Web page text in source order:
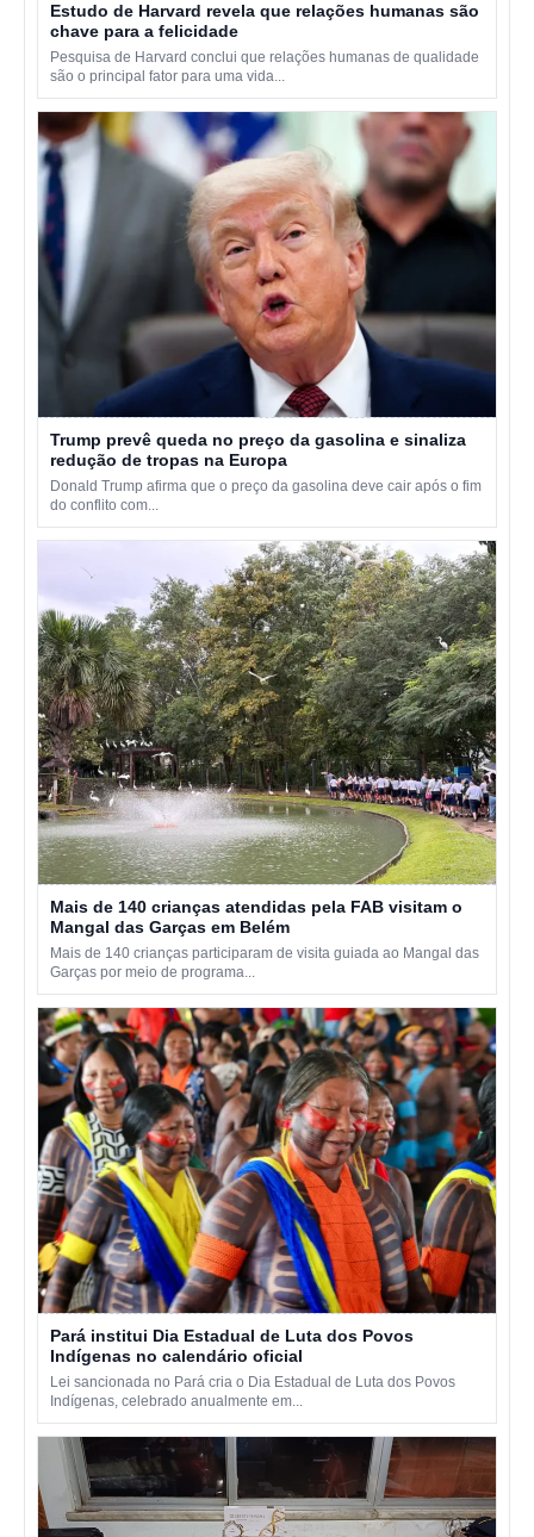
Estudo de Harvard revela que relações humanas são
chave para a felicidade
Pesquisa de Harvard conclui que relações humanas de qualidade
são o principal fator para uma vida...
Trump prevê queda no preço da gasolina e sinaliza
redução de tropas na Europa
Donald Trump afirma que o preço da gasolina deve cair após o fim
do conflito com...
Mais de 140 crianças atendidas pela FAB visitam o
Mangal das Garças em Belém
Mais de 140 crianças participaram de visita guiada ao Mangal das
Garças por meio de programa...
Pará institui Dia Estadual de Luta dos Povos
Indígenas no calendário oficial
Lei sancionada no Pará cria o Dia Estadual de Luta dos Povos
Indígenas, celebrado anualmente em...